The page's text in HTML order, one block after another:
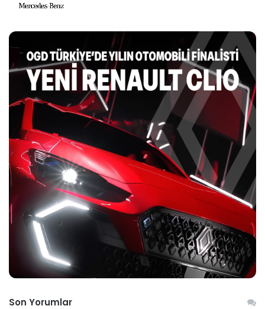
Son Yorumlar